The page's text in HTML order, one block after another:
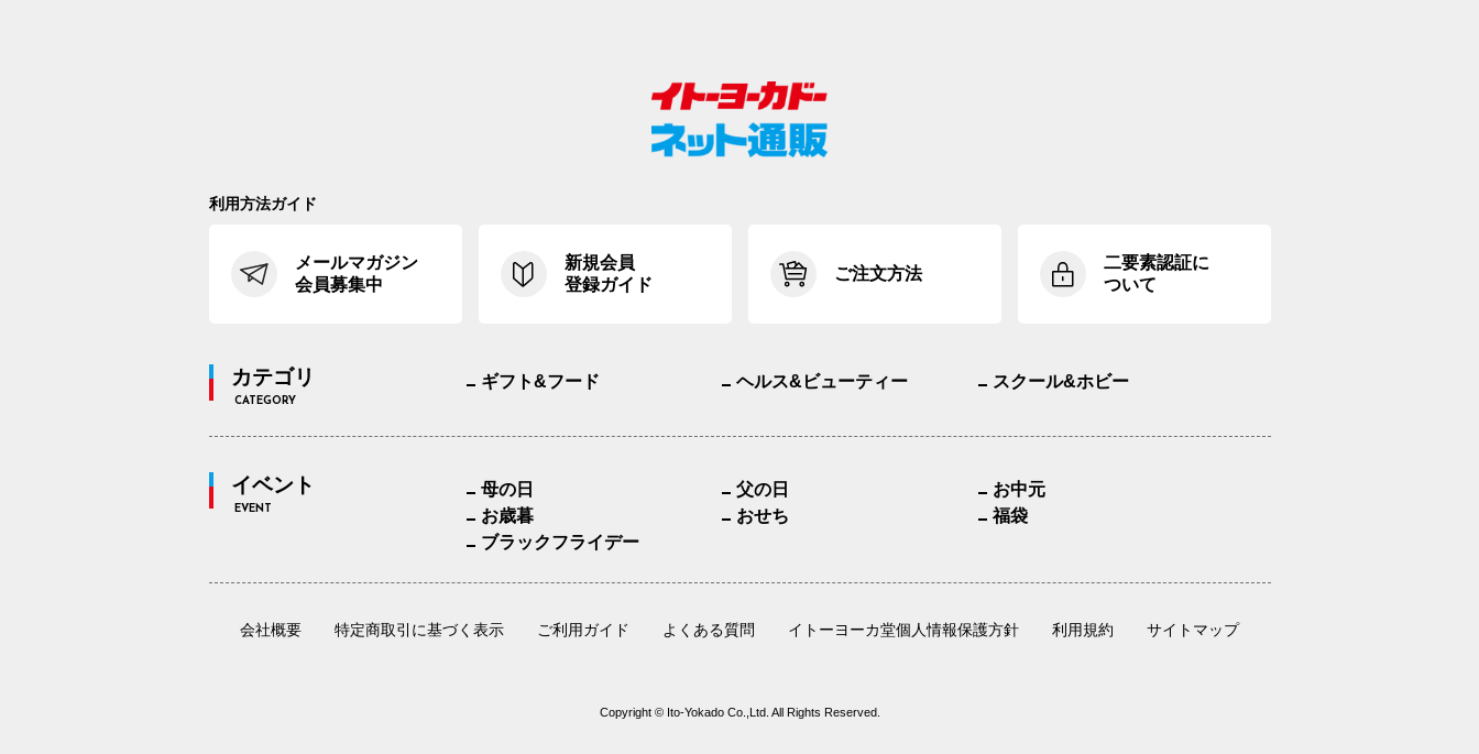
利用方法ガイド
メールマガジン
会員募集中
新規会員
登録ガイド
ご注文方法
二要素認証に
ついて
カテゴリ
CATEGORY
ギフト&フード ヘルス&ビューティー スクール&ホビー
イベント
EVENT
母の日 父の日
お中元
お歳暮
おせち
福袋
ブラックフライデー
会社概要 特定商取引に基づく表示 ご利用ガイド よくある質問 イトーヨーカ堂個人情報保護方針 利用規約 サイトマップ
Copyright © Ito-Yokado Co.,Ltd. All Rights Reserved.